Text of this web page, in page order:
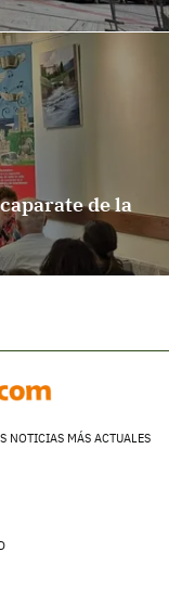
de la
NOTICIAS MÁS ACTUALES